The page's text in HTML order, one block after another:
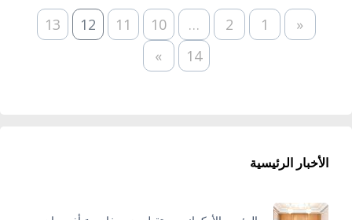
«
1
2
…
10
11
12
13
14
»
الأخبار الرئيسية